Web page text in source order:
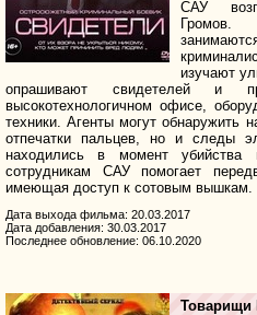
САУ
Громов.
изучают
опрашивают свидетелей и
высокотехнологичном офисе,
техники. Агенты могут обнаружить
отпечатки пальцев, но и следы
находились в момент
сотрудникам САУ помогает
имеющая доступ к сотовым вышкам.
Дата выхода фильма: 20.03.2017
Дата добавления: 30.03.2017
Последнее обновление: 06.10.2020
Товарищи